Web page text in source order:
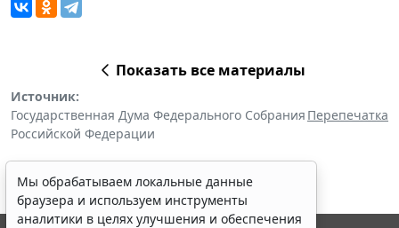
Показать все материалы
Источник:
Государственная Дума Федерального Собрания
Российской Федерации
Перепечатка
Мы обрабатываем локальные данные
браузера и используем инструменты
аналитики в целях улучшения и обеспечения